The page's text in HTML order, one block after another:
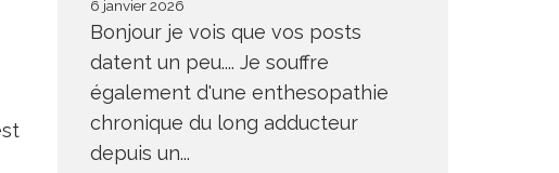
6 janvier 2026
Bonjour je vois que vos posts
datent un peu.... Je souffre
également d'une enthesopathie
chronique du long adducteur
depuis un...